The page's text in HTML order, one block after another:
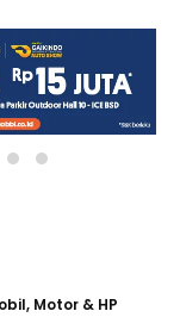
Motor & HP